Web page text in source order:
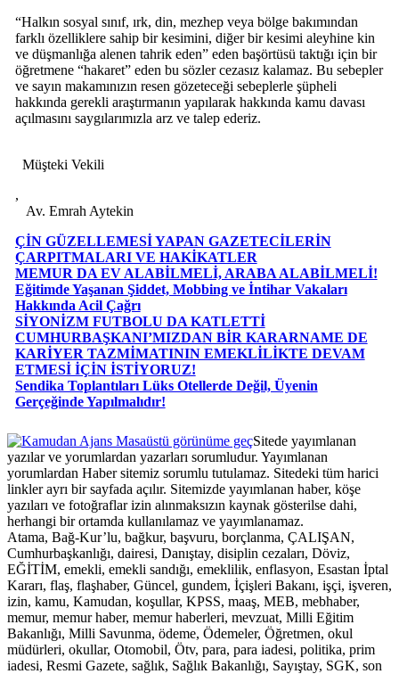
“Halkın sosyal sınıf, ırk, din, mezhep veya bölge bakımından
farklı özelliklere sahip bir kesimini, diğer bir kesimi aleyhine kin
ve düşmanlığa alenen tahrik eden” eden başörtüsü taktığı için bir
öğretmene “hakaret” eden bu sözler cezasız kalamaz. Bu sebepler
ve sayın makamınızın resen gözeteceği sebeplerle şüpheli
hakkında gerekli araştırmanın yapılarak hakkında kamu davası
açılmasını saygılarımızla arz ve talep ederiz.
Müşteki Vekili
,
Av. Emrah Aytekin
ÇİN GÜZELLEMESİ YAPAN GAZETECİLERİN
ÇARPITMALARI VE HAKİKATLER
MEMUR DA EV ALABİLMELİ, ARABA ALABİLMELİ!
Eğitimde Yaşanan Şiddet, Mobbing ve İntihar Vakaları
Hakkında Acil Çağrı
SİYONİZM FUTBOLU DA KATLETTİ
CUMHURBAŞKANI’MIZDAN BİR KARARNAME DE
KARİYER TAZMİMATININ EMEKLİLİKTE DEVAM
ETMESİ İÇİN İSTİYORUZ!
Sendika Toplantıları Lüks Otellerde Değil, Üyenin
Gerçeğinde Yapılmalıdır!
Masaüstü görünüme geçSitede yayımlanan
yazılar ve yorumlardan yazarları sorumludur. Yayımlanan
yorumlardan Haber sitemiz sorumlu tutulamaz. Sitedeki tüm harici
linkler ayrı bir sayfada açılır. Sitemizde yayımlanan haber, köşe
yazıları ve fotoğraflar izin alınmaksızın kaynak gösterilse dahi,
herhangi bir ortamda kullanılamaz ve yayımlanamaz.
Atama, Bağ-Kur’lu, bağkur, başvuru, borçlanma, ÇALIŞAN,
Cumhurbaşkanlığı, dairesi, Danıştay, disiplin cezaları, Döviz,
EĞİTİM, emekli, emekli sandığı, emeklilik, enflasyon, Esastan İptal
Kararı, flaş, flaşhaber, Güncel, gundem, İçişleri Bakanı, işçi, işveren,
izin, kamu, Kamudan, koşullar, KPSS, maaş, MEB, mebhaber,
memur, memur haber, memur haberleri, mevzuat, Milli Eğitim
Bakanlığı, Milli Savunma, ödeme, Ödemeler, Öğretmen, okul
müdürleri, okullar, Otomobil, Ötv, para, para iadesi, politika, prim
iadesi, Resmi Gazete, sağlık, Sağlık Bakanlığı, Sayıştay, SGK, son